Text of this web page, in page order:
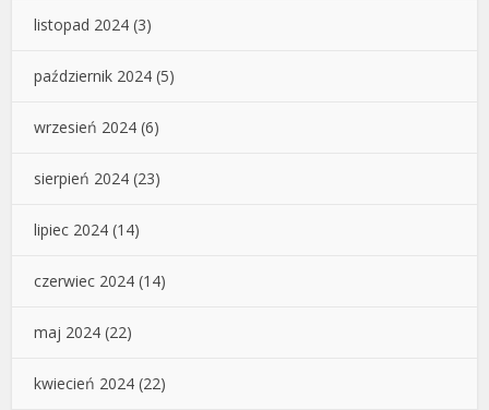
listopad 2024 (3)
październik 2024 (5)
wrzesień 2024 (6)
sierpień 2024 (23)
lipiec 2024 (14)
czerwiec 2024 (14)
maj 2024 (22)
kwiecień 2024 (22)